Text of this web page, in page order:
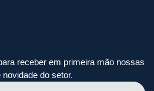
receber em primeira mão nossas
do setor.